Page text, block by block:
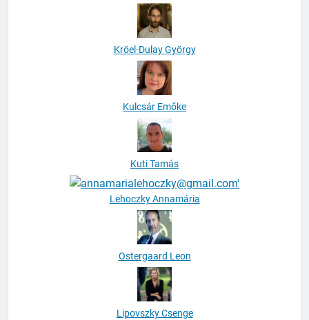
Kröel-Dulay György
Kulcsár Emőke
Kuti Tamás
Lehoczky Annamária
Ostergaard Leon
Lipovszky Csenge